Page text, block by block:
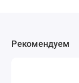
корзины для
Размер коляски в
Рекомендуем